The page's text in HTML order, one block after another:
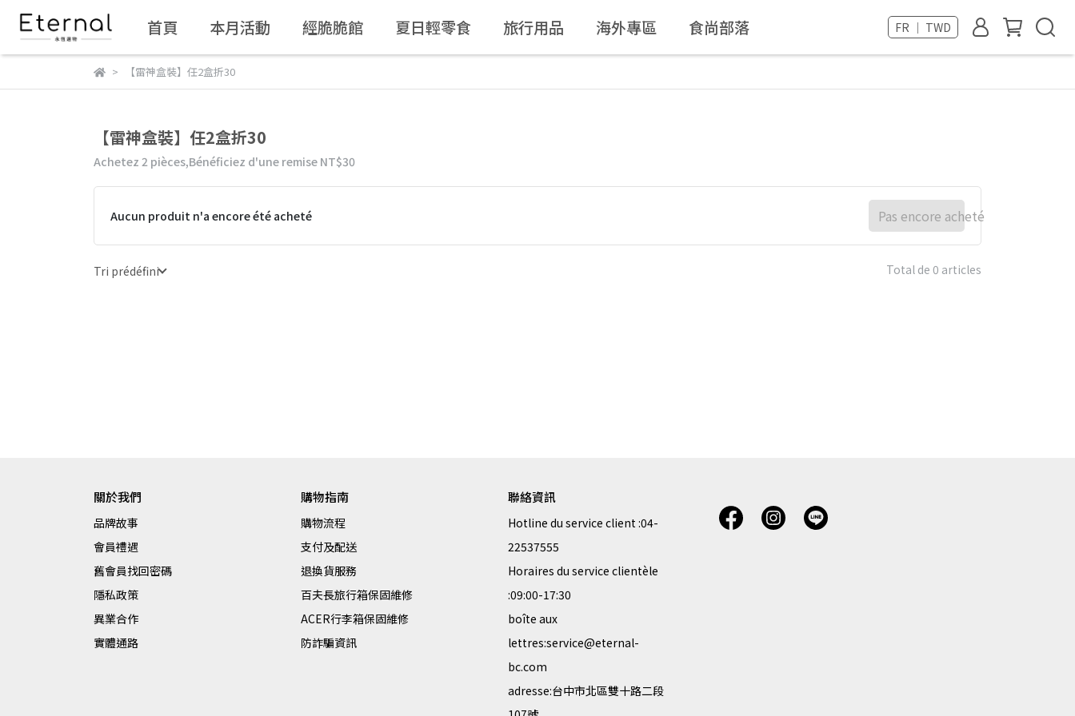
首頁 本月活動 經脆脆館 夏日輕零食 旅行用品 海外專區 食尚部落 FR ｜ TWD
【雷神盒裝】任2盒折30
【雷神盒裝】任2盒折30
Achetez 2 pièces,Bénéficiez d'une remise NT$30
Aucun produit n'a encore été acheté Pas encore acheté
Tri prédéfini Total de 0 articles
關於我們
品牌故事
會員禮遇
舊會員找回密碼
隱私政策
異業合作
實體通路
購物指南
購物流程
支付及配送
退換貨服務
百夫長旅行箱保固維修
ACER行李箱保固維修
防詐騙資訊
聯絡資訊
Hotline du service client :04-
22537555
Horaires du service clientèle
:09:00-17:30
boîte aux
lettres:service@eternal-
bc.com
adresse:台中市北區雙十路二段